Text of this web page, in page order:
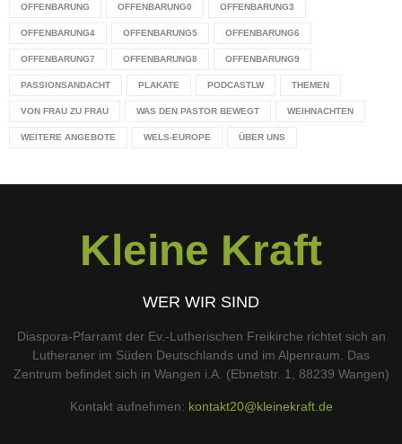
OFFENBARUNG OFFENBARUNG0 OFFENBARUNG3
OFFENBARUNG4 OFFENBARUNG5 OFFENBARUNG6
OFFENBARUNG7 OFFENBARUNG8 OFFENBARUNG9
PASSIONSANDACHT PLAKATE PODCASTLW THEMEN
VON FRAU ZU FRAU WAS DEN PASTOR BEWEGT WEIHNACHTEN
WEITERE ANGEBOTE WELS-EUROPE ÜBER UNS
Kleine Kraft
WER WIR SIND
Diaspora-Pfarramt der Ev.-Lutherischen Freikirche richtet sich an
Lutheraner im Süden Deutschlands und im Alpenraum. Das
Zentrum befindet sich in Wangen i.A. (Ebnetstr. 1, 88239 Wangen)
Kontakt aufnehmen: kontakt20@kleinekraft.de